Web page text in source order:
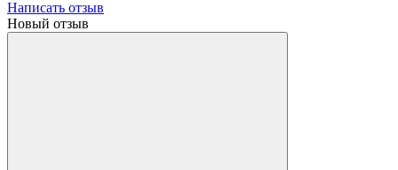
Написать отзыв
Новый отзыв